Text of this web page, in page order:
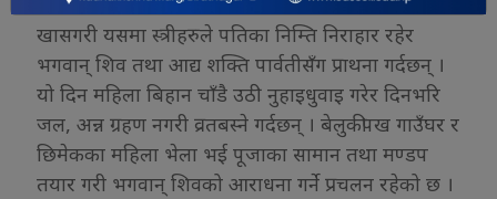
खासगरी यसमा स्त्रीहरुले पतिका निम्ति निराहार रहेर
भगवान् शिव तथा आद्य शक्ति पार्वतीसँग प्राथना गर्दछन् ।
यो दिन महिला बिहान चाँडै उठी नुहाइधुवाइ गरेर दिनभरि
जल, अन्न ग्रहण नगरी व्रतबस्ने गर्दछन् । बेलुकीपख गाउँघर र
छिमेकका महिला भेला भई पूजाका सामान तथा मण्डप
तयार गरी भगवान् शिवको आराधना गर्ने प्रचलन रहेको छ ।